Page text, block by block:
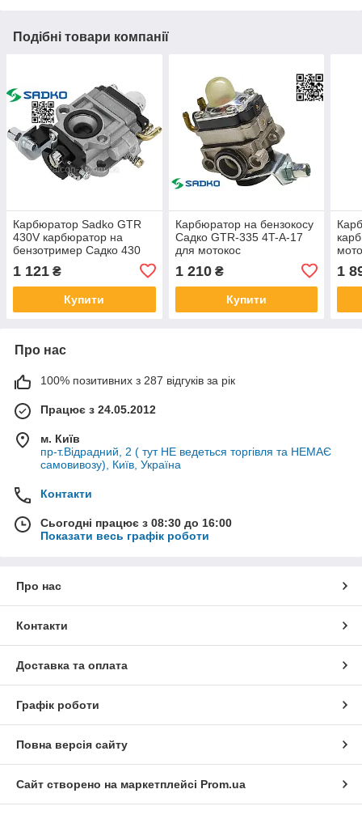
Подібні товари компанії
Карбюратор Sadko GTR
430V карбюратор на
бензотример Садко 430
1 121 ₴
Купити
Карбюратор на бензокосу
Садко GTR-335 4T-A-17
для мотокос
SD61-GTR-3354T-A-17
1 210₴
Купити
1
Про нас
100% позитивних з 287 відгуків за рік
Працює з 24.05.2012
м. Київ
пр-т.Відрадний, 2 ( тут НЕ ведеться торгівля та НЕМАЄ
самовивозу), Київ, Україна
Контакти
Сьогодні працює з 08:30 до 16:00
Показати весь графік роботи
Про нас
Контакти
Доставка та оплата
Графік роботи
Повна версія сайту
Сайт створено на маркетплейсі Prom.ua